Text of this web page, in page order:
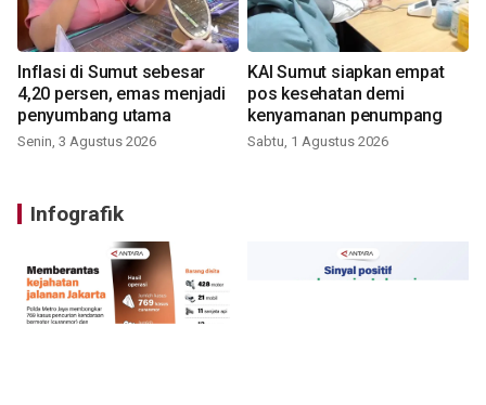
Inflasi di Sumut sebesar
4,20 persen, emas menjadi
penyumbang utama
Senin, 3 Agustus 2026
KAI Sumut siapkan empat
pos kesehatan demi
kenyamanan penumpang
Sabtu, 1 Agustus 2026
Infografik